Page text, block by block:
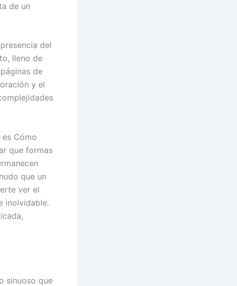
de un
del
lleno de
de
y el
Cómo
que formas
que un
ver el
inolvidable.
sinuoso que